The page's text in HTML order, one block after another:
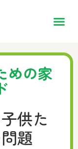
めの家
供た
題